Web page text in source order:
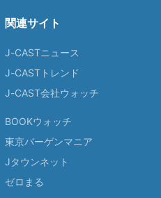
関連サイト
J-CASTニュース
J-CASTトレンド
J-CAST会社ウォッチ
BOOKウォッチ
東京バーゲンマニア
Jタウンネット
ゼロまる